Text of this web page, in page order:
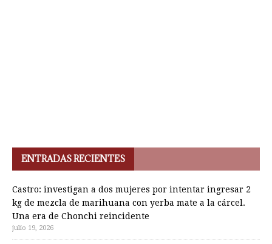
ENTRADAS RECIENTES
Castro: investigan a dos mujeres por intentar ingresar 2
kg de mezcla de marihuana con yerba mate a la cárcel.
Una era de Chonchi reincidente
julio 19, 2026